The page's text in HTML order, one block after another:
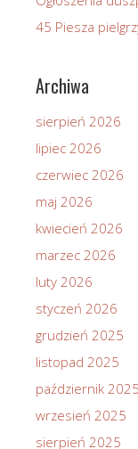
45 Piesza
Archiwa
sierpień 2026
lipiec 2026
czerwiec 2026
maj 2026
kwiecień 2026
marzec 2026
luty 2026
styczeń 2026
grudzień 2025
listopad 2025
październik 2025
wrzesień 2025
sierpień 2025